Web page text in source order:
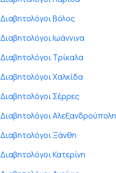
Διαβητολόγοι Βόλος
Διαβητολόγοι Ιωάννινα
Διαβητολόγοι Τρίκαλα
Διαβητολόγοι Χαλκίδα
Διαβητολόγοι Σέρρες
Διαβητολόγοι Αλεξανδρούπολη
Διαβητολόγοι Ξάνθη
Διαβητολόγοι Κατερίνη